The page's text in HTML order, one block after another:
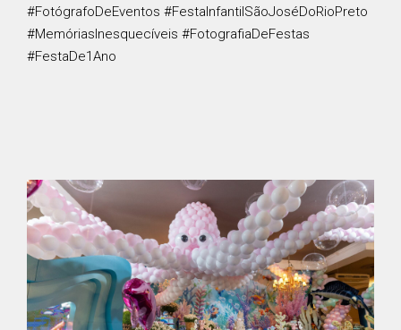
#FotógrafoDeEventos #FestaInfantilSãoJoséDoRioPreto
#MemóriasInesquecíveis #FotografiaDeFestas
#FestaDe1Ano